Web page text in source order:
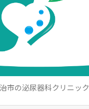
市の泌尿器科クリニック